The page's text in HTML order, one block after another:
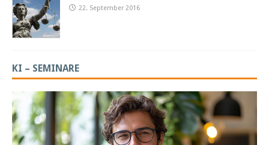
22. September 2016
KI – SEMINARE